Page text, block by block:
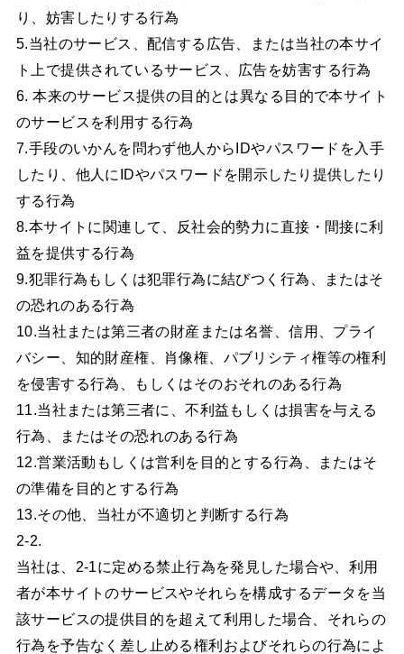
り、妨害したりする行為
5.当社のサービス、配信する広告、または当社の本サイ
ト上で提供されているサービス、広告を妨害する行為
6. 本来のサービス提供の目的とは異なる目的で本サイト
のサービスを利用する行為
7.手段のいかんを問わず他人からIDやパスワードを入手
したり、他人にIDやパスワードを開示したり提供したり
する行為
8.本サイトに関連して、反社会的勢力に直接・間接に利
益を提供する行為
9.犯罪行為もしくは犯罪行為に結びつく行為、またはそ
の恐れのある行為
10.当社または第三者の財産または名誉、信用、プライ
バシー、知的財産権、肖像権、パブリシティ権等の権利
を侵害する行為、もしくはそのおそれのある行為
11.当社または第三者に、不利益もしくは損害を与える
行為、またはその恐れのある行為
12.営業活動もしくは営利を目的とする行為、またはそ
の準備を目的とする行為
13.その他、当社が不適切と判断する行為
2-2.
当社は、2-1に定める禁止行為を発見した場合や、利用
者が本サイトのサービスやそれらを構成するデータを当
該サービスの提供目的を超えて利用した場合、それらの
行為を予告なく差し止める権利およびそれらの行為によ